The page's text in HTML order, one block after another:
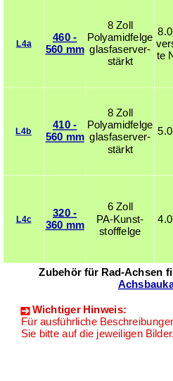
L4a
460 -
560 mm
8 Zoll
Polyamidfelge
glas­fa­ser­ver­
stärkt
te
L4b
410 -
560 mm
8 Zoll
Polyamidfelge
glas­fa­ser­ver­
stärkt
5.0
L4c
320 -
360 mm
6 Zoll
PA-Kunst­
stoff­felge
Zubehör für Rad-Achsen
Wichtiger Hinweis:
Für ausführliche
Sie bitte auf die jeweiligen Bilder.